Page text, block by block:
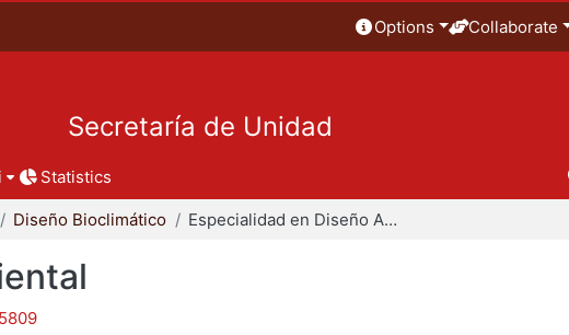
Options Collaborate
Secretaría de Unidad
Statistics
Diseño Bioclimático Especialidad en Diseño Ambiental